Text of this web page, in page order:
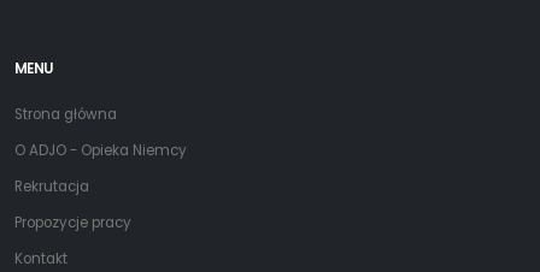
MENU
Strona główna
O ADJO - Opieka Niemcy
Rekrutacja
Propozycje pracy
Kontakt